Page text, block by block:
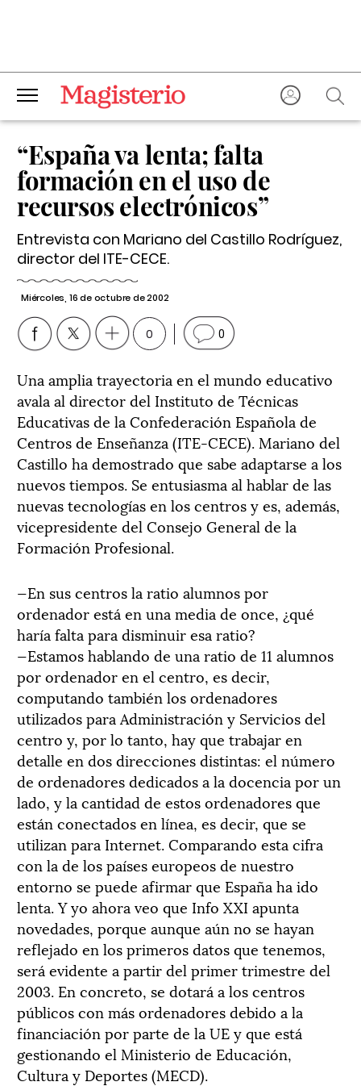
“España va lenta; falta
formación en el uso de
recursos electrónicos”
Entrevista con Mariano del Castillo Rodríguez,
director del ITE-CECE.
Miércoles, 16 de octubre de 2002
0 0
Una amplia trayectoria en el mundo educativo
avala al director del Instituto de Técnicas
Educativas de la Confederación Española de
Centros de Enseñanza (ITE-CECE). Mariano del
Castillo ha demostrado que sabe adaptarse a los
nuevos tiempos. Se entusiasma al hablar de las
nuevas tecnologías en los centros y es, además,
vicepresidente del Consejo General de la
Formación Profesional.
—En sus centros la ratio alumnos por
ordenador está en una media de once, ¿qué
haría falta para disminuir esa ratio?
—Estamos hablando de una ratio de 11 alumnos
por ordenador en el centro, es decir,
computando también los ordenadores
utilizados para Administración y Servicios del
centro y, por lo tanto, hay que trabajar en
detalle en dos direcciones distintas: el número
de ordenadores dedicados a la docencia por un
lado, y la cantidad de estos ordenadores que
están conectados en línea, es decir, que se
utilizan para Internet. Comparando esta cifra
con la de los países europeos de nuestro
entorno se puede afirmar que España ha ido
lenta. Y yo ahora veo que Info XXI apunta
novedades, porque aunque aún no se hayan
reflejado en los primeros datos que tenemos,
será evidente a partir del primer trimestre del
2003. En concreto, se dotará a los centros
públicos con más ordenadores debido a la
financiación por parte de la UE y que está
gestionando el Ministerio de Educación,
Cultura y Deportes (MECD).